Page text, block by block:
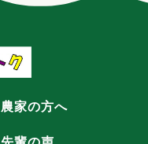
農家の方へ